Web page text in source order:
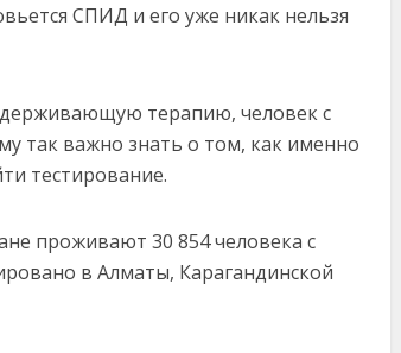
СПИД и его уже никак нельзя
терапию, человек с
так важно знать о том, как именно
тестирование.
проживают 30 854 человека с
в Алматы, Карагандинской